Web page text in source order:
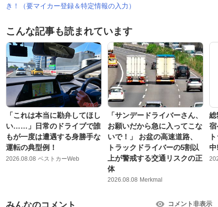
き！（要マイカー登録＆特定情報の入力）
こんな記事も読まれています
「これは本当に勘弁してほし
い……」日常のドライブで誰
もが一度は遭遇する身勝手な
運転の典型例！
2026.08.08 ベストカーWeb
「サンデードライバーさん、
お願いだから急に入ってこな
いで！」 お盆の高速道路、
トラックドライバーの5割以
上が警戒する交通リスクの正
体
2026.08.08 Merkmal
総
宿
みんなのコメント コメント非表示